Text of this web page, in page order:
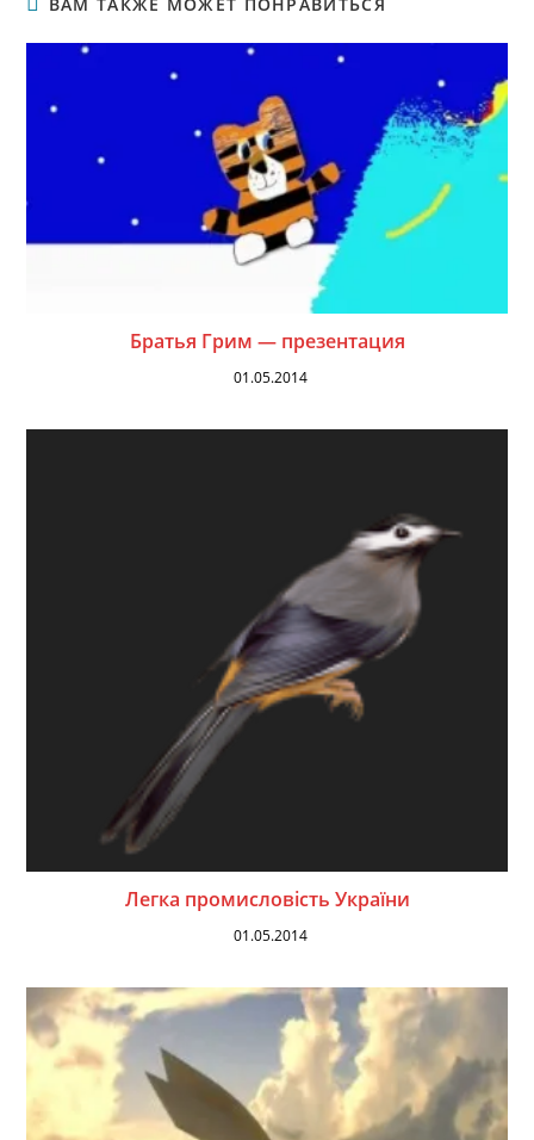
Братья Грим — презентация
01.05.2014
Легка промисловість України
01.05.2014